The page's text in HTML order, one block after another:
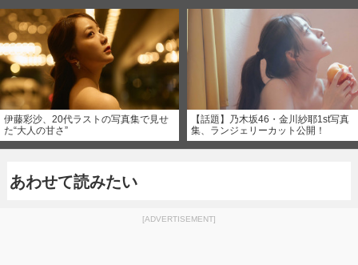
伊藤彩沙、20代ラストの写真集で見せ
た“大人の甘さ”
【話題】乃木坂46・金川紗耶1st写真
集、ランジェリーカット公開！
あわせて読みたい
[ADVERTISEMENT]